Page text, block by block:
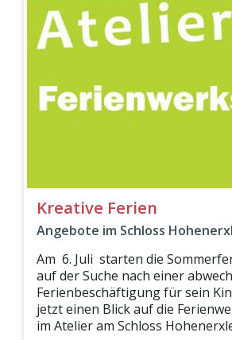
Kreative Ferien
Angebote im Schloss
Am 6. Juli starten die
auf der Suche nach einer
Ferienbeschäftigung für sein
jetzt einen Blick auf die
im Atelier am Schloss